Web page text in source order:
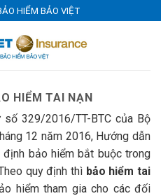
HIỂM BẢO VIỆT
HIỂM TAI NẠN
329/2016/TT-BTC của Bộ
12 năm 2016, Hướng dẫn
định bảo hiểm bắt buộc trong
quy định thì bảo hiểm tai
hiểm tham gia cho các đối